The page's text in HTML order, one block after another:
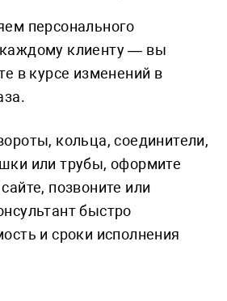
персонального
клиенту — вы
в курсе изменений в
кольца, соединители,
или трубы, оформите
позвоните или
быстро
и сроки исполнения